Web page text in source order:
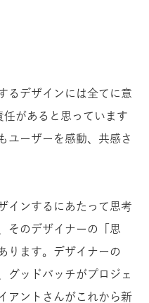
るデザインには全てに意
任があると思っています
ユーザーを感動、共感さ
インするにあたって思考
そのデザイナーの「思
ります。デザイナーの
グッドパッチがプロジェ
アントさんがこれから新